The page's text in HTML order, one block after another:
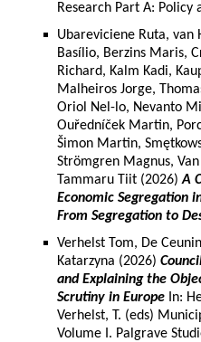
Research Part A: Policy
Ubareviciene Ruta, van
Basílio, Berzins Maris,
Richard, Kalm Kadi,
Malheiros Jorge,
Oriol Nel-lo, Nevanto
Ouředníček Martin,
Šimon Martin,
Strömgren Magnus,
Tammaru Tiit (2026)A
Economic Segregation
From Segregation to
Verhelst Tom, De
Katarzyna (2026)
and Explaining the
Scrutiny in Europe In:
Verhelst, T. (eds)
Volume I. Palgrave